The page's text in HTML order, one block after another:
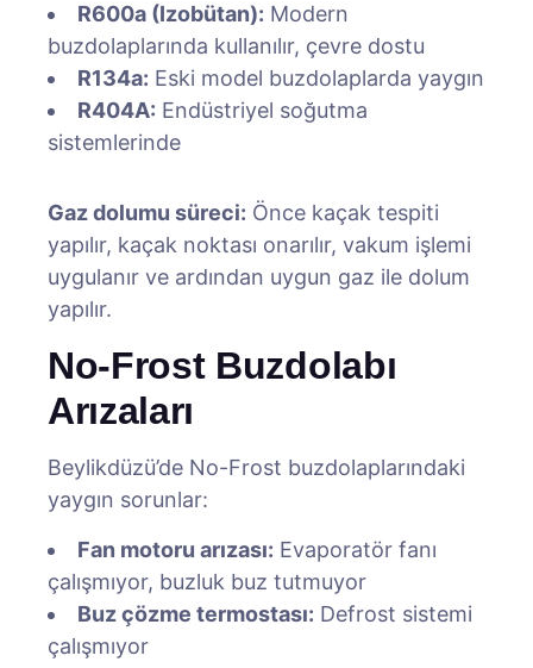
R600a (Izobütan): Modern
buzdolaplarında kullanılır, çevre dostu
R134a: Eski model buzdolaplarda yaygın
R404A: Endüstriyel soğutma
sistemlerinde
Gaz dolumu süreci: Önce kaçak tespiti
yapılır, kaçak noktası onarılır, vakum işlemi
uygulanır ve ardından uygun gaz ile dolum
yapılır.
No-Frost Buzdolabı
Arızaları
Beylikdüzü’de No-Frost buzdolaplarındaki
yaygın sorunlar:
Fan motoru arızası: Evaporatör fanı
çalışmıyor, buzluk buz tutmuyor
Buz çözme termostası: Defrost sistemi
çalışmıyor